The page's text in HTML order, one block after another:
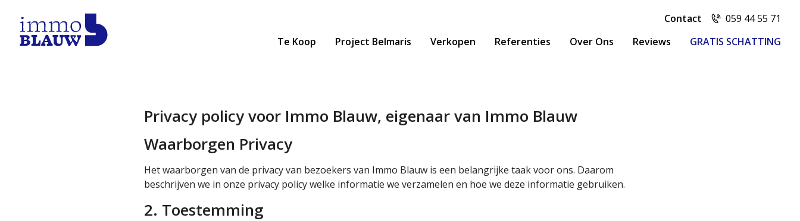
Contact
059 44 55 71
Te Koop
Project Belmaris Verkopen Referenties Over Ons Reviews GRATIS SCHATTING
Privacy policy voor Immo Blauw, eigenaar van Immo Blauw
Waarborgen Privacy
Het waarborgen van de privacy van bezoekers van Immo Blauw is een belangrijke taak voor ons. Daarom
beschrijven we in onze privacy policy welke informatie we verzamelen en hoe we deze informatie gebruiken.
2. Toestemming